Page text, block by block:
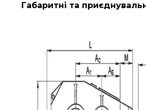
Габаритні та